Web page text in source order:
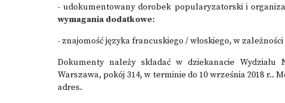
- udokumentowany dorobek popularyzatorski i
wymagania dodatkowe:
- znajomość języka francuskiego / włoskiego, w
Dokumenty należy składać w dziekanacie
Warszawa, pokój 314, w terminie do 10 września 2018 r..
adres.